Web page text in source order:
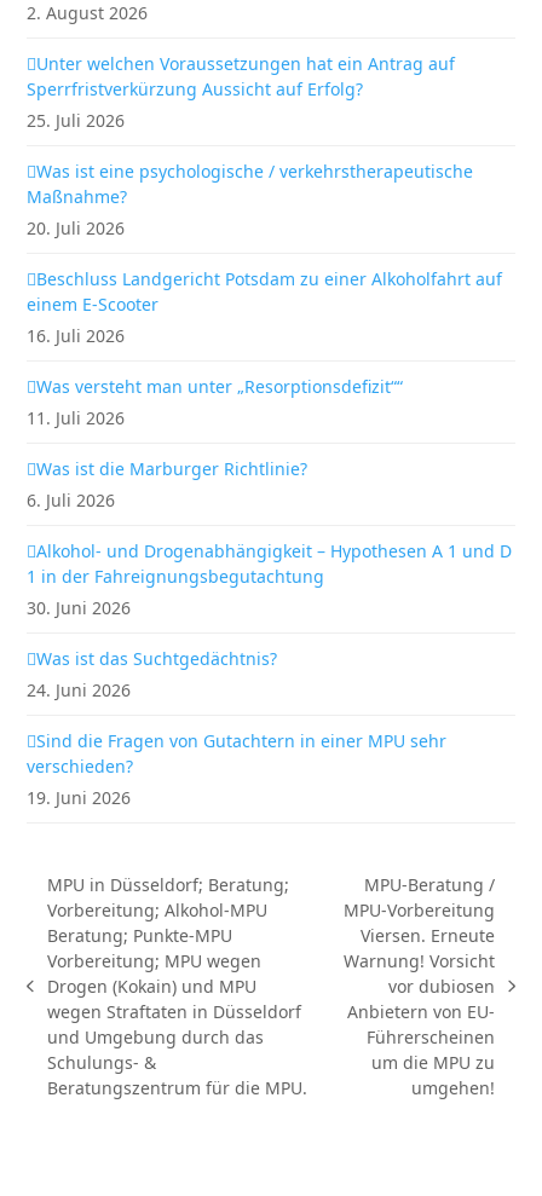
2. August 2026
Unter welchen Voraussetzungen hat ein Antrag auf
Sperrfristverkürzung Aussicht auf Erfolg?
25. Juli 2026
Was ist eine psychologische / verkehrstherapeutische
Maßnahme?
20. Juli 2026
Beschluss Landgericht Potsdam zu einer Alkoholfahrt auf
einem E-Scooter
16. Juli 2026
Was versteht man unter „Resorptionsdefizit““
11. Juli 2026
Was ist die Marburger Richtlinie?
6. Juli 2026
Alkohol- und Drogenabhängigkeit – Hypothesen A 1 und D
1 in der Fahreignungsbegutachtung
30. Juni 2026
Was ist das Suchtgedächtnis?
24. Juni 2026
Sind die Fragen von Gutachtern in einer MPU sehr
verschieden?
19. Juni 2026
vorheriger
Beitrag:
MPU in Düsseldorf; Beratung;
Vorbereitung; Alkohol-MPU
Beratung; Punkte-MPU
Vorbereitung; MPU wegen
Drogen (Kokain) und MPU
wegen Straftaten in Düsseldorf
und Umgebung durch das
Schulungs- &
Beratungszentrum für die MPU.
Nächster
Beitrag:
MPU-Beratung /
MPU-Vorbereitung
Viersen. Erneute
Warnung! Vorsicht
vor dubiosen
Anbietern von EU-
Führerscheinen
um die MPU zu
umgehen!